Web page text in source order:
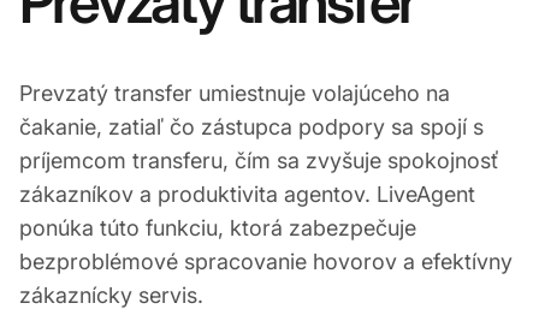
Prevzatý transfer umiestnuje volajúceho na
čakanie, zatiaľ čo zástupca podpory sa spojí s
príjemcom transferu, čím sa zvyšuje spokojnosť
zákazníkov a produktivita agentov. LiveAgent
ponúka túto funkciu, ktorá zabezpečuje
bezproblémové spracovanie hovorov a efektívny
zákaznícky servis.